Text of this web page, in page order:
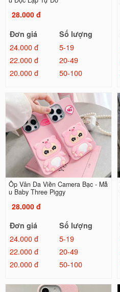
28.000 đ
Đơn giá
Số lượng
24.000 đ
5-19
22.000 đ
20-49
20.000 đ
50-100
Ốp Vân Da Viền Camera Bạc - Mẫ
u Baby Three Piggy
28.000 đ
Đơn giá
Số lượng
24.000 đ
5-19
22.000 đ
20-49
20.000 đ
50-100